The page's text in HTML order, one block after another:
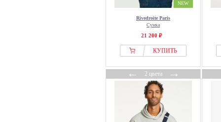
NEW
Rivedroite Paris
Сумка
21 200 ₽
КУПИТЬ
←2 цвета→